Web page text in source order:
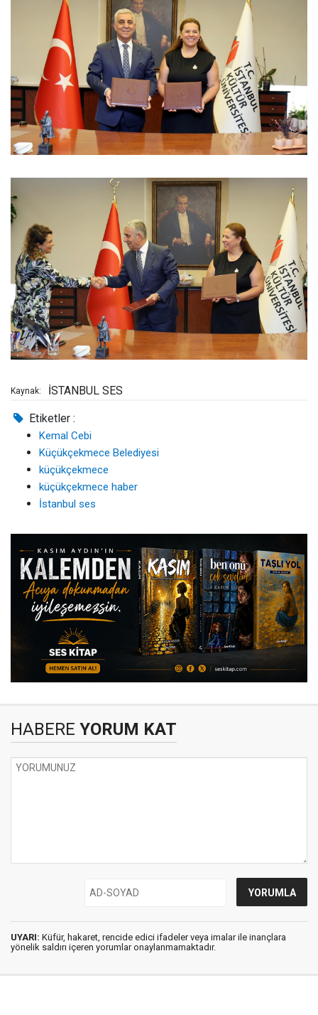
Kaynak: İSTANBUL SES
Etiketler :
Kemal Cebi
Küçükçekmece Belediyesi
küçükçekmece
küçükçekmece haber
İstanbul ses
HABERE YORUM KAT
UYARI: Küfür, hakaret, rencide edici ifadeler veya imalar ile inançlara
yönelik saldırı içeren yorumlar onaylanmamaktadır.